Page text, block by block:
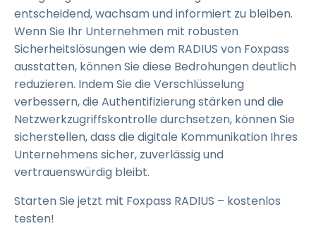
entscheidend, wachsam und informiert zu bleiben.
Wenn Sie Ihr Unternehmen mit robusten
Sicherheitslösungen wie dem RADIUS von Foxpass
ausstatten, können Sie diese Bedrohungen deutlich
reduzieren. Indem Sie die Verschlüsselung
verbessern, die Authentifizierung stärken und die
Netzwerkzugriffskontrolle durchsetzen, können Sie
sicherstellen, dass die digitale Kommunikation Ihres
Unternehmens sicher, zuverlässig und
vertrauenswürdig bleibt.
Starten Sie jetzt mit Foxpass RADIUS – kostenlos
testen!